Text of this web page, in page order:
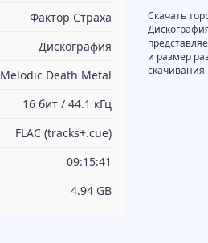
Фактор Страха
Дискография
Melodic Death Metal
16 бит / 44.1 кГц
FLAC (tracks+.cue)
09:15:41
4.94 GB
Скачать
и размер
скачивания